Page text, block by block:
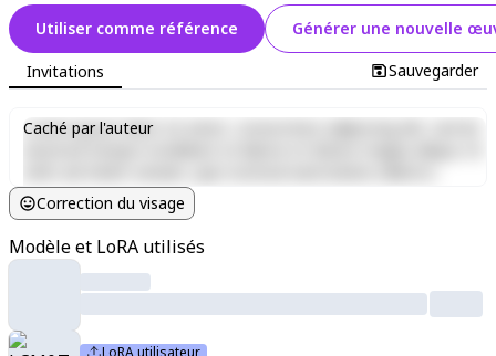
Utiliser comme référence Générer une nouvelle
Invitations Sauvegarder
Lorem ipsum dolor sit amet, consectetur adipiscing elit, sed do
laboris nisi ut aliquip ex ea commodo consequat. Duis aute irure
dolor in reprehenderit in voluptate velit esse cillum dolore eu
fugiat nulla pariatur. Excepteur sint occaecat cupidatat non
proident, sunt in culpa qui officia deserunt mollit anim id est
Caché par l'auteur
Correction du visage
Modèle et LoRA utilisés
LoRA utilisateur